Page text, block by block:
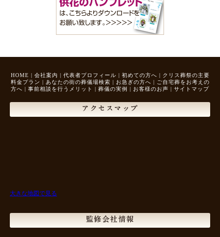
HOME | 会社案内 | 代表者プロフィール | 初めての方へ | クリス葬祭の主要
料金プラン | あなたの街の葬儀場検索 | お急ぎの方へ | ご自宅葬をお考えの
方へ | 事前相談を行うメリット | 葬儀の実例 | お客様のお声 | サイトマップ
アクセスマップ
大きな地図で見る
監修会社情報